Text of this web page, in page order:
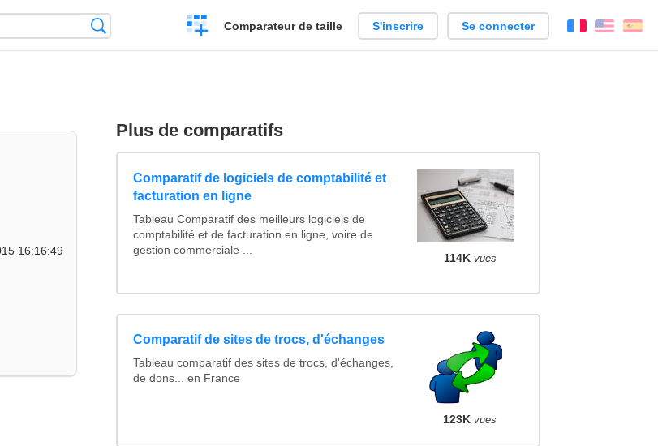
Créer
un
Comparateur de taille S'inscrire Se connecter FrançaisEnglish
16:16:49
Plus de comparatifs
Comparatif de logiciels de comptabilité et
facturation en ligne
Tableau Comparatif des meilleurs logiciels de
comptabilité et de facturation en ligne, voire de
gestion commerciale ...
114K vues
Comparatif de sites de trocs, d'échanges
Tableau comparatif des sites de trocs, d'échanges,
de dons... en France
123K vues